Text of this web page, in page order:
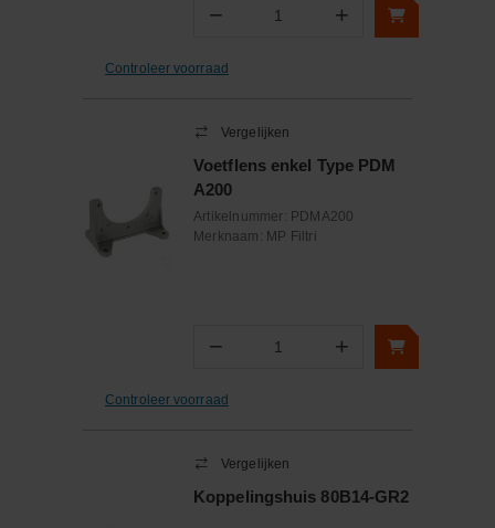
− Aantal +
Controleer voorraad
Vergelijken
Voetflens enkel Type PDM
A200
Artikelnummer: PDMA200
Merknaam: MP Filtri
− Aantal +
Controleer voorraad
Vergelijken
Koppelingshuis 80B14-GR2